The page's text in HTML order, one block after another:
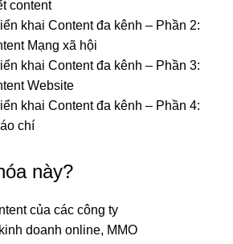
content
khai Content đa kênh – Phần 2:
Mạng xã hội
khai Content đa kênh – Phần 3:
Website
khai Content đa kênh – Phần 4:
chí
này?
của các công ty
doanh online, MMO